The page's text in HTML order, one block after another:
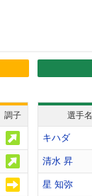
調子 選手名
キハダ
清水 昇
星 知弥